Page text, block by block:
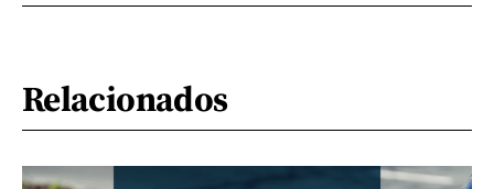
Relacionados